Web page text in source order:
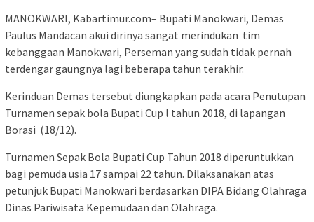
MANOKWARI, Kabartimur.com– Bupati Manokwari, Demas
Paulus Mandacan akui dirinya sangat merindukan tim
kebanggaan Manokwari, Perseman yang sudah tidak pernah
terdengar gaungnya lagi beberapa tahun terakhir.
Kerinduan Demas tersebut diungkapkan pada acara Penutupan
Turnamen sepak bola Bupati Cup l tahun 2018, di lapangan
Borasi (18/12).
Turnamen Sepak Bola Bupati Cup Tahun 2018 diperuntukkan
bagi pemuda usia 17 sampai 22 tahun. Dilaksanakan atas
petunjuk Bupati Manokwari berdasarkan DIPA Bidang Olahraga
Dinas Pariwisata Kepemudaan dan Olahraga.